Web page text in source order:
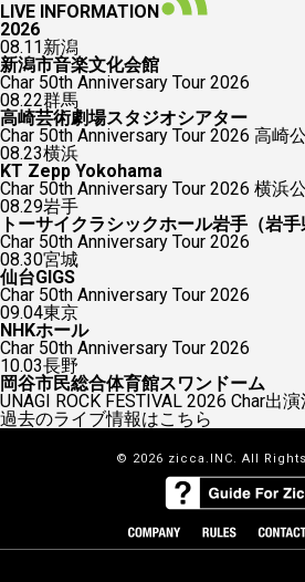
LIVE INFORMATION
2026
08.11新潟
新潟市音楽文化会館
Char 50th Anniversary Tour 2026
08.22群馬
高崎芸術劇場スタジオシアター
Char 50th Anniversary Tour 2026 高崎
08.23横浜
KT Zepp Yokohama
Char 50th Anniversary Tour 2026 横浜
08.29岩手
トーサイクラシックホール岩手（岩
Char 50th Anniversary Tour 2026
08.30宮城
仙台GIGS
Char 50th Anniversary Tour 2026
09.04東京
NHKホール
Char 50th Anniversary Tour 2026
10.03長野
岡谷市民総合体育館スワンドーム
UNAGI ROCK FESTIVAL 2026 Char出演
過去のライブ情報はこちら
© 2026 zicca.INC. All